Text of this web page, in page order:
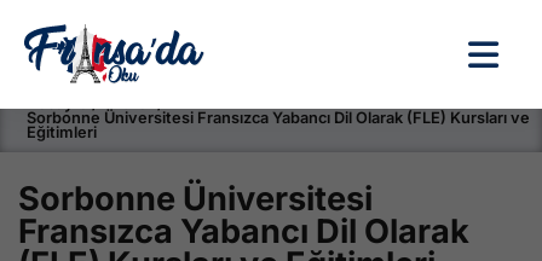
Sorbonne Üniversitesi Fransızca Yabancı Dil Olarak (FLE) Kursları ve
Eğitimleri
Sorbonne Üniversitesi
Fransızca Yabancı Dil Olarak